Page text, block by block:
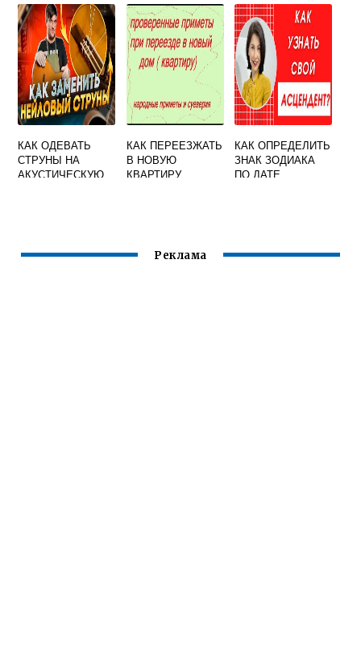
ДЛЯ ДЕНЕГ
ОНЛАЙН
БЕСПЛАТНО
КАК ОДЕВАТЬ
СТРУНЫ НА
АКУСТИЧЕСКУЮ
КАК ПЕРЕЕЗЖАТЬ
В НОВУЮ
КВАРТИРУ
КАК ОПРЕДЕЛИТЬ
ЗНАК ЗОДИАКА
ПО ДАТЕ
Реклама